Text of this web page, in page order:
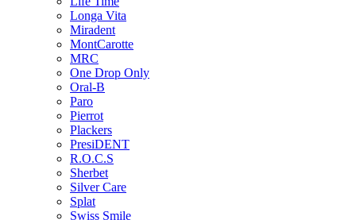
Longa Vita
Miradent
MontCarotte
MRC
One Drop Only
Oral-B
Paro
Pierrot
Plackers
PresiDENT
R.O.C.S
Sherbet
Silver Care
Splat
Swiss Smile